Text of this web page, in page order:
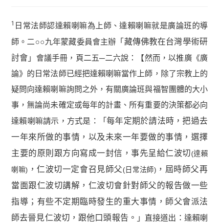
1 日常法師認達賴喇嘛為上師、達賴喇嘛就是廣論班的導
師。二○○九年蒙藏委員會主辦「 藏傳佛教在台灣學術研
討會 」會議手冊，頁二五─二六說：【然而，以推廣《廣
論》的日常法師已經把達賴喇嘛當作上師，除了宗教上的
疑問向達賴喇嘛詢問之外，有關廣論班與福智團體的大小
事，無論尚未確定或每年的計畫、所有重要的決策都必向
達賴喇嘛請示，方式是：「每年定期於請法時，把過去
一年來所做的事情，以及未來一年要做的事情，選擇
主要的原則跟方向寫成一封信，事先呈給仁波切(達賴
喇嘛) ，仁波切一定會召見師父(日常法師) ，屆時師父再
當面跟仁波切講解，仁波切會針對師父的報告做一些
指導；有些不定期臨時發生的重大事情，師父會派法
師去晉見仁波切，跟他口頭報告。 」直接道出：達賴喇